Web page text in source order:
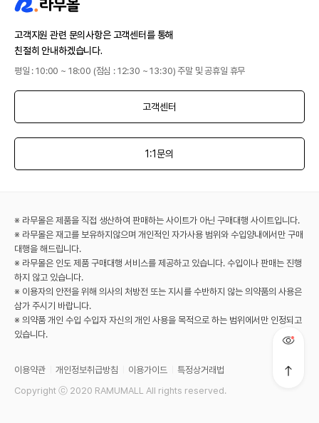
고객지원 관련 문의사항은 고객센터를 통해
친절히 안내하겠습니다.
평일 : 10:00 ~ 18:00 (점심 : 12:30 ~ 13:30) 주말 및 공휴일 휴무
고객센터
1:1문의
※ 라무몰은 제품을 직접 생산하여 판매하는 사이트가 아닌 구매대행 사이트입니다.
※ 라무몰은 재고를 보유하지않으며 개인적인 자가사용 범위와 수입양내에서만 구매
대행을 해드립니다.
※ 라무몰은 인도 제품 구매대행 서비스를 제공하고 있습니다. 수입이나 판매는 진행
하지 않고 있습니다.
※ 이용자의 안전을 위해 의사의 처방전 또는 지시를 수반하지 않는 의약품의 사용은
삼가 주시기 바랍니다.
※ 의약품 개인 수입 수입자 자신의 개인 사용을 목적으로 하는 범위에서만 인정되고
있습니다.
이용약관 개인정보취급방침 이용가이드
특정상거래법
Copyright ⓒ 2020 RAMUMALL All rights reserved.